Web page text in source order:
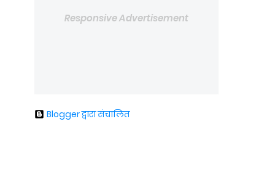
Responsive Advertisement
Blogger द्वारा संचालित